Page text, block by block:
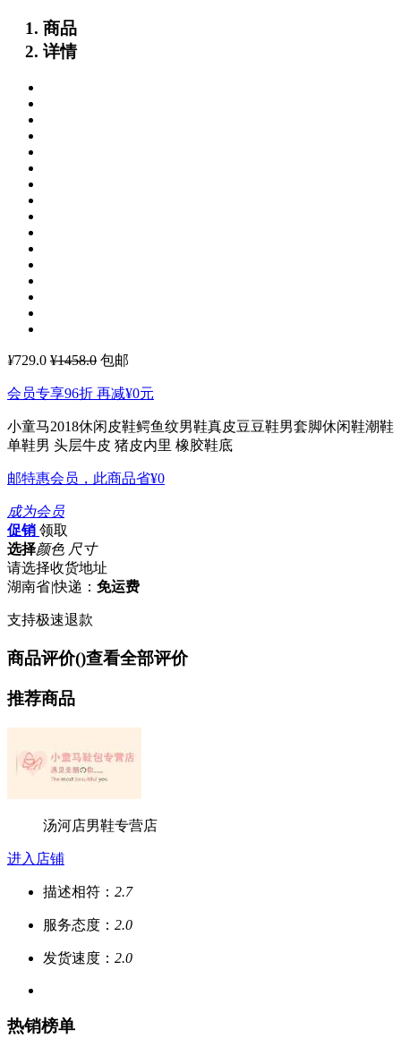
商品
详情
¥729.0 ¥1458.0 包邮
会员专享96折 再减¥0元
小童马2018休闲皮鞋鳄鱼纹男鞋真皮豆豆鞋男套脚休闲鞋潮鞋
单鞋男 头层牛皮 猪皮内里 橡胶鞋底
邮特惠会员，此商品省¥0
成为会员
促销 领取
选择颜色 尺寸
请选择收货地址
湖南省|快递： 免运费
支持极速退款
商品评价()查看全部评价
推荐商品
汤河店男鞋专营店
进入店铺
描述相符： 2.7
服务态度： 2.0
发货速度： 2.0
热销榜单